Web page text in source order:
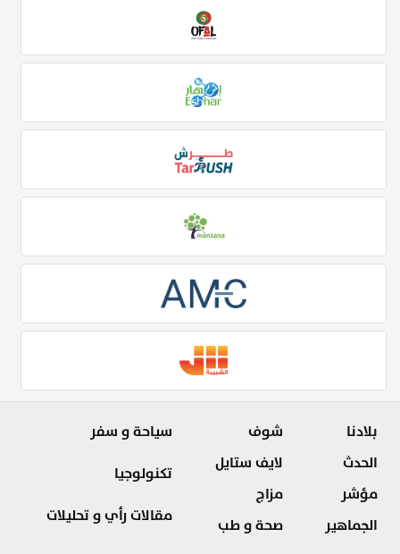
بلادنا
الحدث
مؤشر
الجماهير
شوف
لايف ستايل
مزاج
صحة و طب
سياحة و سفر
تكنولوجيا
مقالات رأي و تحليلات